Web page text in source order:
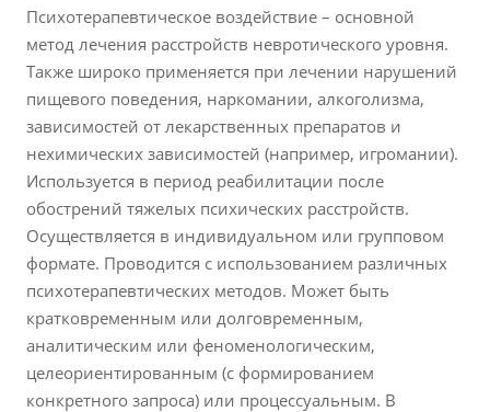
Психотерапевтическое воздействие – основной
метод лечения расстройств невротического уровня.
Также широко применяется при лечении нарушений
пищевого поведения, наркомании, алкоголизма,
зависимостей от лекарственных препаратов и
нехимических зависимостей (например, игромании).
Используется в период реабилитации после
обострений тяжелых психических расстройств.
Осуществляется в индивидуальном или групповом
формате. Проводится с использованием различных
психотерапевтических методов. Может быть
кратковременным или долговременным,
аналитическим или феноменологическим,
целеориентированным (с формированием
конкретного запроса) или процессуальным. В